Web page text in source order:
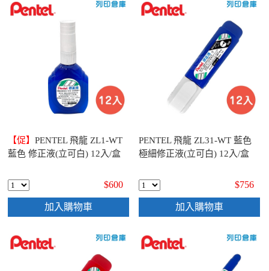
【促】PENTEL 飛龍 ZL1-WT
藍色 修正液(立可白) 12入/盒
$600
加入購物車
PENTEL 飛龍 ZL31-WT 藍色
極細修正液(立可白) 12入/盒
$756
加入購物車